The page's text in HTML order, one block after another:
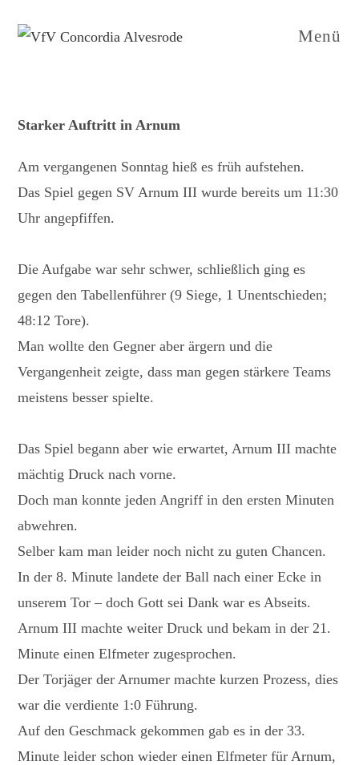
Inhalt
Menü
Starker Auftritt in Arnum
Am vergangenen Sonntag hieß es früh aufstehen.
Das Spiel gegen SV Arnum III wurde bereits um 11:30
Uhr angepfiffen.
Die Aufgabe war sehr schwer, schließlich ging es
gegen den Tabellenführer (9 Siege, 1 Unentschieden;
48:12 Tore).
Man wollte den Gegner aber ärgern und die
Vergangenheit zeigte, dass man gegen stärkere Teams
meistens besser spielte.
Das Spiel begann aber wie erwartet, Arnum III machte
mächtig Druck nach vorne.
Doch man konnte jeden Angriff in den ersten Minuten
abwehren.
Selber kam man leider noch nicht zu guten Chancen.
In der 8. Minute landete der Ball nach einer Ecke in
unserem Tor – doch Gott sei Dank war es Abseits.
Arnum III machte weiter Druck und bekam in der 21.
Minute einen Elfmeter zugesprochen.
Der Torjäger der Arnumer machte kurzen Prozess, dies
war die verdiente 1:0 Führung.
Auf den Geschmack gekommen gab es in der 33.
Minute leider schon wieder einen Elfmeter für Arnum,